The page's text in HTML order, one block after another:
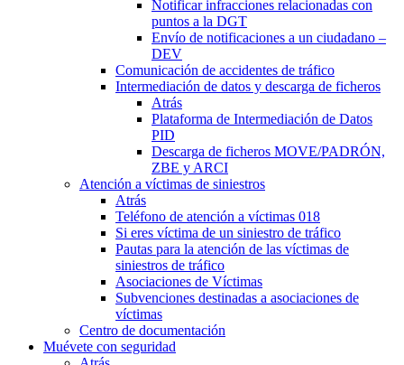
Notificar infracciones relacionadas con
puntos a la DGT
Envío de notificaciones a un ciudadano –
DEV
Comunicación de accidentes de tráfico
Intermediación de datos y descarga de ficheros
Atrás
Plataforma de Intermediación de Datos
PID
Descarga de ficheros MOVE/PADRÓN,
ZBE y ARCI
Atención a víctimas de siniestros
Atrás
Teléfono de atención a víctimas 018
Si eres víctima de un siniestro de tráfico
Pautas para la atención de las víctimas de
siniestros de tráfico
Asociaciones de Víctimas
Subvenciones destinadas a asociaciones de
víctimas
Centro de documentación
Muévete con seguridad